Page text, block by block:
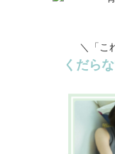
＼「こ
くだら